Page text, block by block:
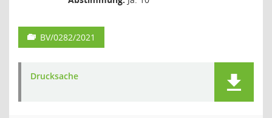
BV/0282/2021
Drucksache